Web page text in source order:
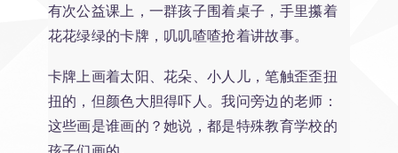
有次公益课上，一群孩子围着桌子，手里攥着
花花绿绿的卡牌，叽叽喳喳抢着讲故事。
卡牌上画着太阳、花朵、小人儿，笔触歪歪扭
扭的，但颜色大胆得吓人。我问旁边的老师：
这些画是谁画的？她说，都是特殊教育学校的